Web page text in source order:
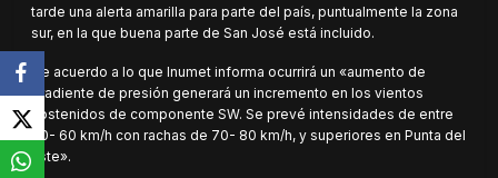
tarde una alerta amarilla para parte del país, puntualmente la zona
sur, en la que buena parte de San José está incluido.
De acuerdo a lo que Inumet informa ocurrirá un «aumento de
gradiente de presión generará un incremento en los vientos
sostenidos de componente SW. Se prevé intensidades de entre
40- 60 km/h con rachas de 70- 80 km/h, y superiores en Punta del
Este».